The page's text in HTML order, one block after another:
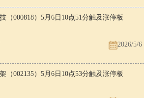
（000818）5月6日10点51分触及涨停板
2026/5/6
（002135）5月6日10点53分触及涨停板